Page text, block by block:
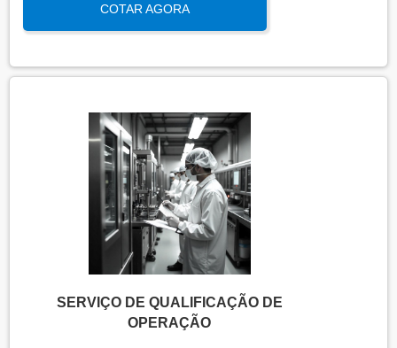
assegura que os processos atendem aos requisitos
regulatórios e de qualidade, garantindo segurança
COTAR AGORA
SERVIÇO DE QUALIFICAÇÃO DE
OPERAÇÃO